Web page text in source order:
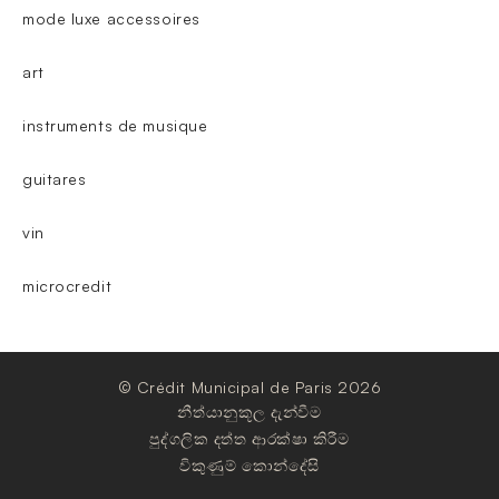
mode luxe accessoires
art
instruments de musique
guitares
vin
microcredit
© Crédit Municipal de Paris 2026
නීත්යානුකූල දැන්වීම
පුද්ගලික දත්ත ආරක්ෂා කිරීම
විකුණුම් කොන්දේසි